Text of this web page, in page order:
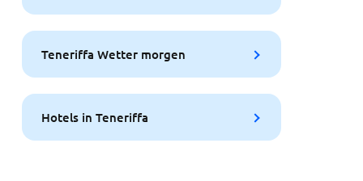
Teneriffa Wetter morgen
Hotels in Teneriffa